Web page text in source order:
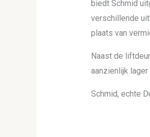
biedt Schmid
verschillende
plaats van
Naast de
aanzienlijk lager
Schmid, echte